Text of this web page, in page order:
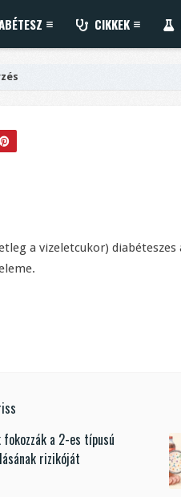
CIKKEK
a vizeletcukor)
a 2-es típusú
rizikóját